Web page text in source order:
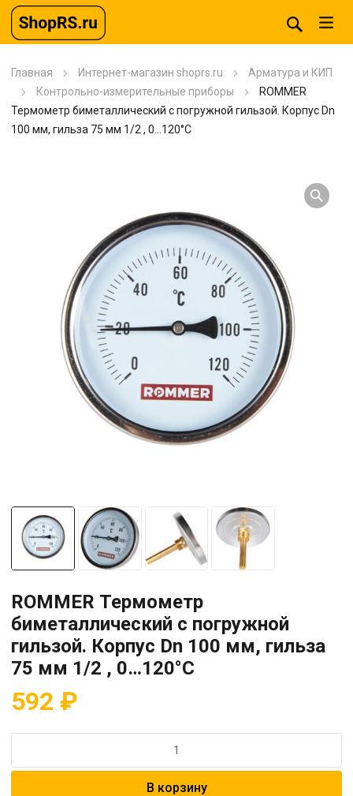
Главная Интернет-магазин shoprs.ru
Арматура и КИП
Контрольно-измерительные приборы
ROMMER
Термометр биметаллический с погружной гильзой. Корпус Dn
100 мм, гильза 75 мм 1/2 , 0…120°С
ROMMER Термометр
биметаллический с погружной
гильзой. Корпус Dn 100 мм, гильза
75 мм 1/2 , 0…120°С
592 ₽
ROMMER
В корзину